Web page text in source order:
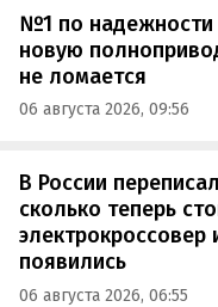
№1 по надежности
новую
не ломается
06 августа 2026, 09:56
В России
сколько теперь
электрокроссовер
появились
06 августа 2026, 06:55